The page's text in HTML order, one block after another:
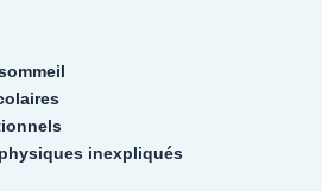
inexpliqués